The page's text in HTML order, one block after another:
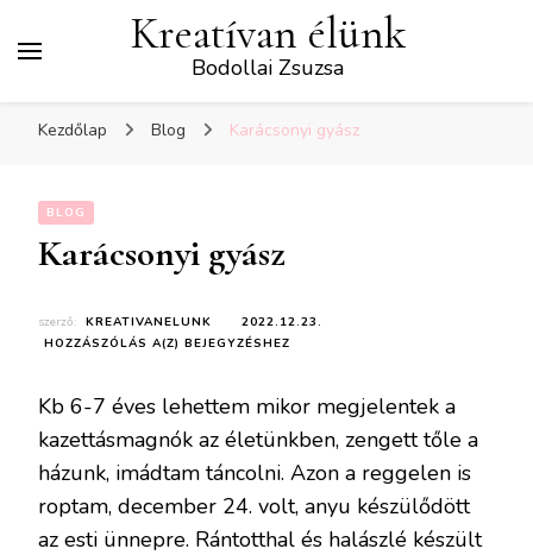
Kreatívan élünk
Bodollai Zsuzsa
Kezdőlap Blog Karácsonyi gyász
BLOG
Karácsonyi gyász
szerző: KREATIVANELUNK
2022.12.23.
HOZZÁSZÓLÁS A(Z) KARÁCSONYI
BEJEGYZÉSHEZ
Kb 6-7 éves lehettem mikor megjelentek a
kazettásmagnók az életünkben, zengett tőle a
házunk, imádtam táncolni. Azon a reggelen is
roptam, december 24. volt, anyu készülődött
az esti ünnepre. Rántotthal és halászlé készült